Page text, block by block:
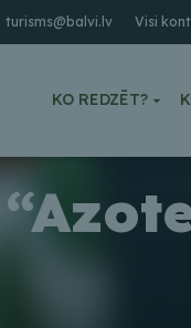
turisms@balvi.lv Visi
KO REDZĒT?